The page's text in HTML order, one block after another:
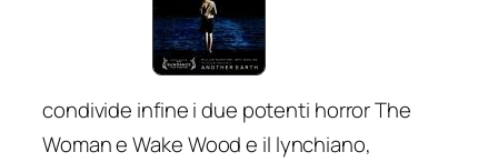
condivide infine i due potenti horrorThe
WomaneWake Woode il lynchiano,